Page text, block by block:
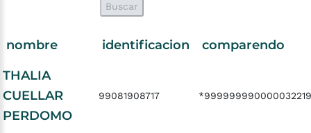
nombre identificacion
comparendo
THALIA
CUELLAR
PERDOMO
99081908717